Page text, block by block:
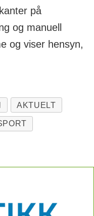
på
og manuell
og viser hensyn,
AKTUELT